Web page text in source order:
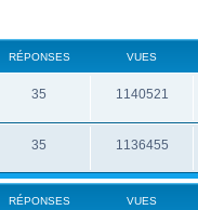
RÉPONSES VUES
35 1140521
35 1136455
RÉPONSES VUES